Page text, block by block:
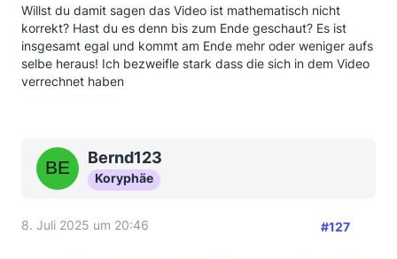
Willst du damit sagen das Video ist mathematisch nicht
korrekt? Hast du es denn bis zum Ende geschaut? Es ist
insgesamt egal und kommt am Ende mehr oder weniger aufs
selbe heraus! Ich bezweifle stark dass die sich in dem Video
verrechnet haben
Bernd123
Koryphäe
8. Juli 2025 um 20:46 #127